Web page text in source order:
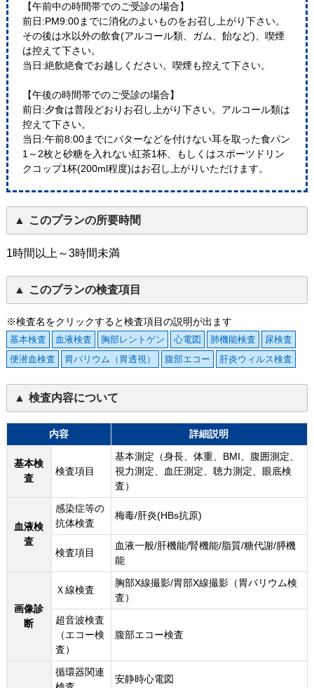
【午前中の時間帯でのご受診の場合】
前日:PM9:00までに消化のよいものをお召し上がり下さい。
その後は水以外の飲食(アルコール類、ガム、飴など)、喫煙
は控えて下さい。
当日:絶飲絶食でお越しください。喫煙も控えて下さい。
【午後の時間帯でのご受診の場合】
前日:夕食は普段どおりお召し上がり下さい。アルコール類は
控えて下さい。
当日:午前8:00までにバターなどを付けない耳を取った食パン
1～2枚と砂糖を入れない紅茶1杯、もしくはスポーツドリン
クコップ1杯(200ml程度)はお召し上がりいただけます。
このプランの所要時間
1時間以上～3時間未満
このプランの検査項目
※検査名をクリックすると検査項目の説明が出ます
基本検査 血液検査 胸部レントゲン 心電図 肺機能検査
尿検査
便潜血検査
胃バリウム（胃透視） 腹部エコー 肝炎ウィルス検査
検査内容について
内容 詳細説明
基本検
査
検査項目
基本測定（身長、体重、BMI、腹囲測定、
視力測定、血圧測定、聴力測定、眼底検
査）
血液検
査
感染症等の
抗体検査
梅毒/肝炎(HBs抗原)
検査項目
血液一般/肝機能/腎機能/脂質/糖代謝/膵機
能
画像診
断
Ｘ線検査
胸部X線撮影/胃部X線撮影（胃バリウム検
査）
超音波検査
（エコー検
査）
腹部エコー検査
循環器関連
安静時心電図